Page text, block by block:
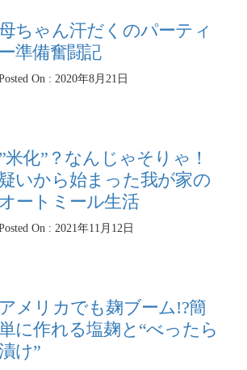
ちゃん汗だくのパーティ
ー準備奮闘記
On : 2020年8月21日
”米化”？なんじゃそりゃ！
疑いから始まった我が家の
オートミール生活
On : 2021年11月12日
アメリカでも麹ブーム!?簡
に作れる塩麹と“べったら
け”